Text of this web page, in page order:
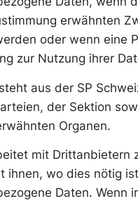
erwähnten
oder wenn eine
zur Nutzung ihrer
aus der SP
der Sektion
Organen.
mit Drittanbietern
ihnen, wo dies nötig
Daten. Wenn